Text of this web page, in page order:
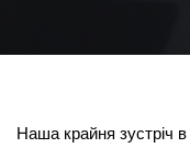
Наша крайня зустріч